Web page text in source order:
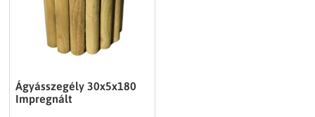
Ágyásszegély 30x5x180
Impregnált